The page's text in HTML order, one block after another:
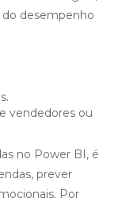
do desempenho
vendedores ou
no Power BI, é
prever
Por